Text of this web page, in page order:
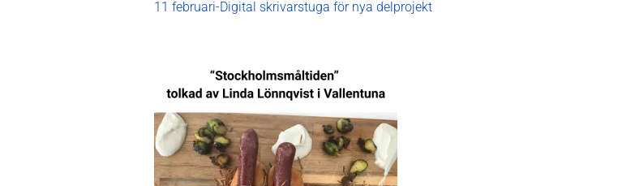
11 februari-Digital skrivarstuga för nya delprojekt